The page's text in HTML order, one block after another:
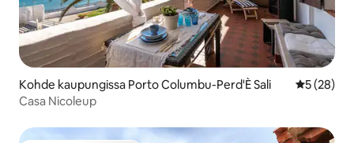
Kohde kaupungissa Porto Columbu-Perd'È Sali
5 (28)
Casa Nicoleup